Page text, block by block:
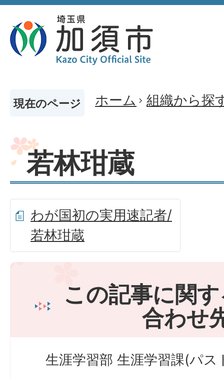
現在のページ ホーム 組織から探
若林玵蔵
わが国初の実用速記者/
若林玵蔵
この記事に関
合わせ
生涯学習部 生涯学習課(パス